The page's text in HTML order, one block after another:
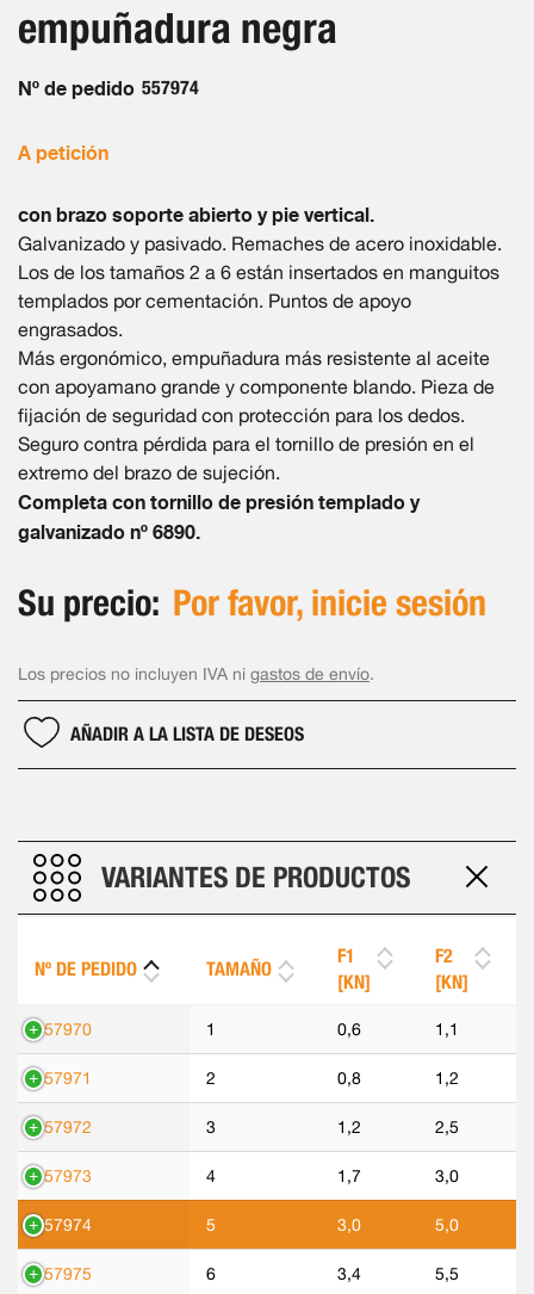
de
imágenes
empuñadura negra
Nº de pedido 557974
A petición
con brazo soporte abierto y pie vertical.
Galvanizado y pasivado. Remaches de acero inoxidable.
Los de los tamaños 2 a 6 están insertados en manguitos
templados por cementación. Puntos de apoyo
engrasados.
Más ergonómico, empuñadura más resistente al aceite
con apoyamano grande y componente blando. Pieza de
fijación de seguridad con protección para los dedos.
Seguro contra pérdida para el tornillo de presión en el
extremo del brazo de sujeción.
Completa con tornillo de presión templado y
galvanizado nº 6890.
Su precio: Por favor, inicie sesión
Los precios no incluyen IVA ni gastos de envío.
AÑADIR A LA LISTA DE DESEOS
VARIANTES DE PRODUCTOS
Nº DE PEDIDO TAMAÑO
F1
[KN]
F2
[KN]
557970 1 0,6 1,1
557971 2 0,8 1,2
557972 3 1,2 2,5
557973 4 1,7 3,0
557974 5 3,0 5,0
557975 6 3,4 5,5